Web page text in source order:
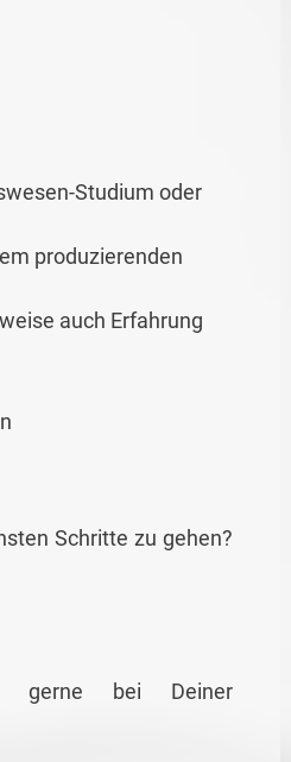
Studium oder
produzierenden
auch Erfahrung
Schritte zu gehen?
gerne bei Deiner